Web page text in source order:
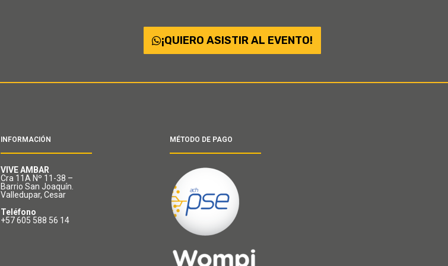
¡QUIERO ASISTIR AL EVENTO!
INFORMACIÓN
VIVE AMBAR
Cra 11A Nº 11-38 –
Barrio San Joaquín.
Valledupar, Cesar
Teléfono
+57 605 588 56 14
MÉTODO DE PAGO